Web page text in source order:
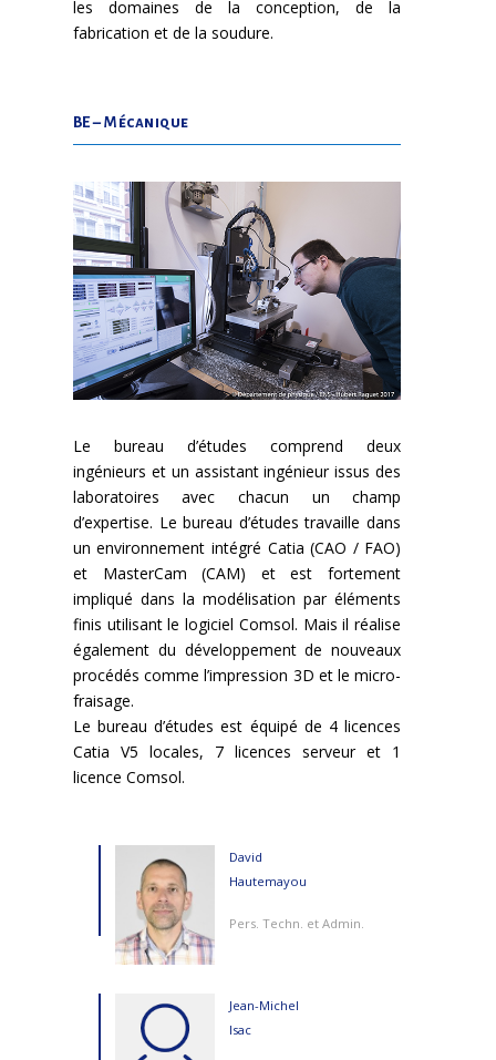
les domaines de la conception, de la
fabrication et de la soudure.
BE – Mécanique
Le bureau d’études comprend deux
ingénieurs et un assistant ingénieur issus des
laboratoires avec chacun un champ
d’expertise. Le bureau d’études travaille dans
un environnement intégré Catia (CAO / FAO)
et MasterCam (CAM) et est fortement
impliqué dans la modélisation par éléments
finis utilisant le logiciel Comsol. Mais il réalise
également du développement de nouveaux
procédés comme l’impression 3D et le micro-
fraisage.
Le bureau d’études est équipé de 4 licences
Catia V5 locales, 7 licences serveur et 1
licence Comsol.
David
Hautemayou
Pers. Techn. et Admin.
Jean-Michel
Isac